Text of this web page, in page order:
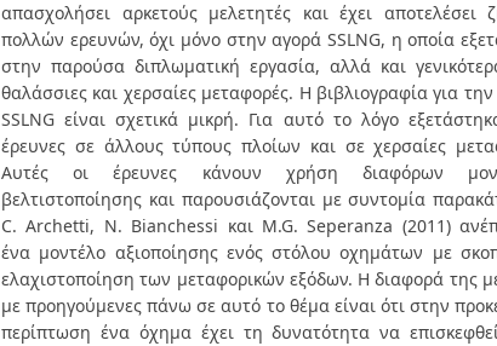
απασχολήσει αρκετούς μελετητές και έχει αποτελέσει
πολλών ερευνών, όχι μόνο στην αγορά SSLNG, η οποία
στην παρούσα διπλωματική εργασία, αλλά και
θαλάσσιες και χερσαίες μεταφορές. Η βιβλιογραφία για
SSLNG είναι σχετικά μικρή. Για αυτό το λόγο
έρευνες σε άλλους τύπους πλοίων και σε χερσαίες
Αυτές οι έρευνες κάνουν χρήση διαφόρων
βελτιστοποίησης και παρουσιάζονται με συντομία
C. Archetti, N. Bianchessi και M.G. Seperanza (2011)
ένα μοντέλο αξιοποίησης ενός στόλου οχημάτων με
ελαχιστοποίηση των μεταφορικών εξόδων. Η διαφορά της
με προηγούμενες πάνω σε αυτό το θέμα είναι ότι στην
περίπτωση ένα όχημα έχει τη δυνατότητα να